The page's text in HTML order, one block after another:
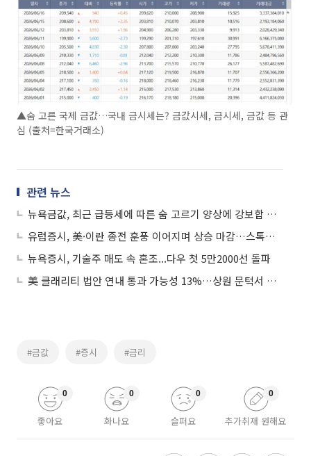
▲숨 고른 국제 금값…국내 금시세는? 금값시세, 금시세, 금값 등 관
심 (출처=한국거래소)
관련 뉴스
뉴욕금값, 최근 급등세에 따른 숨 고르기 양상에 강보합 마감…금 선물 0.06%↑
유럽증시, 美·이란 종전 훈풍 이어지며 상승 마감…스톡스600 0.25%↑
뉴욕증시, 기술주 매도 속 혼조...다우 첫 5만2000선 돌파
美 클래리티 법안 연내 통과 가능성 13%…상원 문턱서 제동
#금값 #증시 #금리
좋아요
0
화나요
0
슬퍼요
0
추가취재 원해요
0